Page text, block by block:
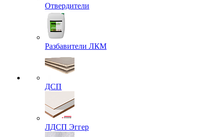
Отвердители
Разбавители ЛКМ
ДСП
ЛДСП Эггер